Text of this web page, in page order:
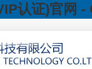
认证)官网